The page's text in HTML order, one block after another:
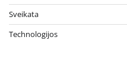
Sveikata
Technologijos